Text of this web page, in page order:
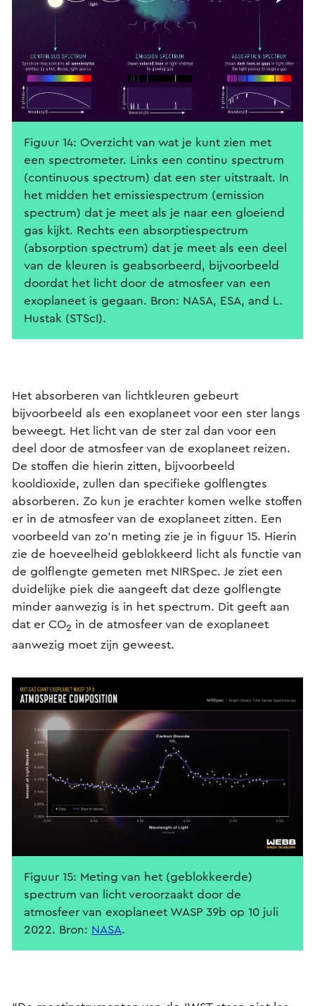
Figuur 14: Overzicht van wat je kunt zien met
een spectrometer. Links een continu spectrum
(continuous spectrum) dat een ster uitstraalt. In
het midden het emissiespectrum (emission
spectrum) dat je meet als je naar een gloeiend
gas kijkt. Rechts een absorptiespectrum
(absorption spectrum) dat je meet als een deel
van de kleuren is geabsorbeerd, bijvoorbeeld
doordat het licht door de atmosfeer van een
exoplaneet is gegaan. Bron: NASA, ESA, and L.
Hustak (STScI).
Het absorberen van lichtkleuren gebeurt
bijvoorbeeld als een exoplaneet voor een ster langs
beweegt. Het licht van de ster zal dan voor een
deel door de atmosfeer van de exoplaneet reizen.
De stoffen die hierin zitten, bijvoorbeeld
kooldioxide, zullen dan specifieke golflengtes
absorberen. Zo kun je erachter komen welke stoffen
er in de atmosfeer van de exoplaneet zitten. Een
voorbeeld van zo’n meting zie je in figuur 15. Hierin
zie de hoeveelheid geblokkeerd licht als functie van
de golflengte gemeten met NIRSpec. Je ziet een
duidelijke piek die aangeeft dat deze golflengte
minder aanwezig is in het spectrum. Dit geeft aan
dat er CO2 in de atmosfeer van de exoplaneet
aanwezig moet zijn geweest.
Figuur 15: Meting van het (geblokkeerde)
spectrum van licht veroorzaakt door de
atmosfeer van exoplaneet WASP 39b op 10 juli
2022. Bron: NASA.